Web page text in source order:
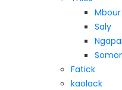
Mbour
Saly
Fatick
kaolack